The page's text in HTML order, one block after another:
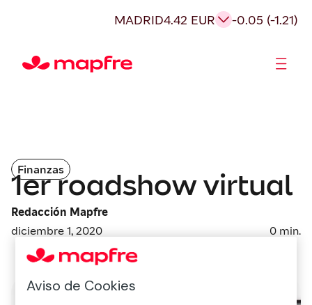
MADRID4.42 EUR -0.05 (-1.21)
Finanzas
1er roadshow virtual
Redacción Mapfre
diciembre 1, 2020
0 min.
Aviso de Cookies